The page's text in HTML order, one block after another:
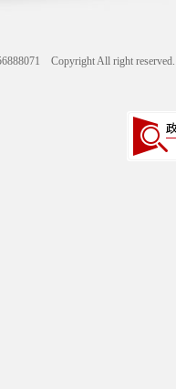
Copyright All right